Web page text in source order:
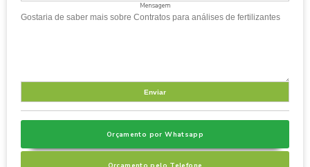
Mensagem
Orçamento por Whatsapp